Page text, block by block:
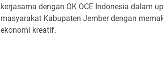
kerjasama dengan OK OCE Indonesia dalam
masyarakat Kabupaten Jember dengan
ekonomi kreatif.